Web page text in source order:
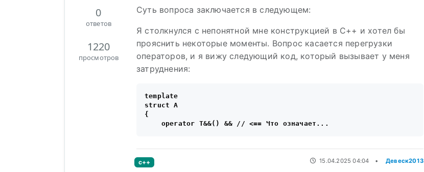
0
ответов
1220
просмотров
Суть вопроса заключается в следующем:
Я столкнулся с непонятной мне конструкцией в C++ и хотел бы
прояснить некоторые моменты. Вопрос касается перегрузки
операторов, и я вижу следующий код, который вызывает у меня
затруднения:
template
struct A
{
c++ 15.04.2025 04:04 • Девеск2013